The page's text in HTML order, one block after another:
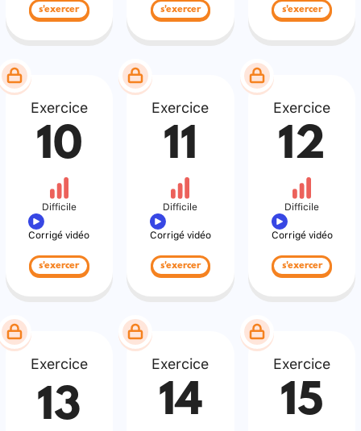
s'exercer s'exercer s'exercer
Exercice
10
Difficile
Corrigé vidéo
s'exercer
Exercice
11
Difficile
Corrigé vidéo
s'exercer
Exercice
12
Difficile
Corrigé vidéo
s'exercer
Exercice
13
Exercice
14
Exercice
15